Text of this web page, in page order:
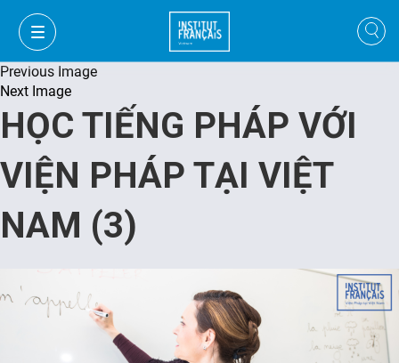
Previous Image
Next Image
HỌC TIẾNG PHÁP VỚI
VIỆN PHÁP TẠI VIỆT
NAM (3)